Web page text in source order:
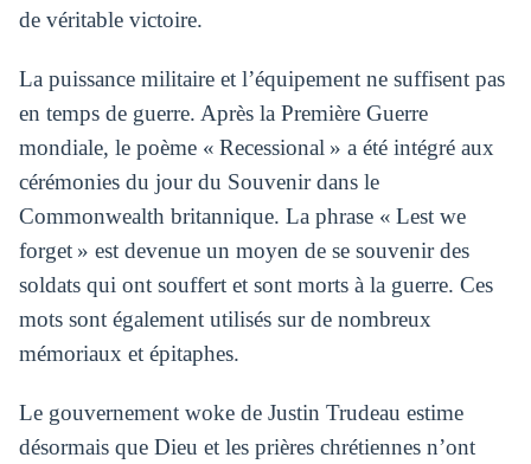
de véritable victoire.
La puissance militaire et l’équipement ne suffisent pas
en temps de guerre. Après la Première Guerre
mondiale, le poème « Recessional » a été intégré aux
cérémonies du jour du Souvenir dans le
Commonwealth britannique. La phrase « Lest we
forget » est devenue un moyen de se souvenir des
soldats qui ont souffert et sont morts à la guerre. Ces
mots sont également utilisés sur de nombreux
mémoriaux et épitaphes.
Le gouvernement woke de Justin Trudeau estime
désormais que Dieu et les prières chrétiennes n’ont